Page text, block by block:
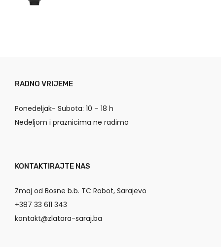
RADNO VRIJEME
Ponedeljak- Subota: 10 – 18 h
Nedeljom i praznicima ne radimo
KONTAKTIRAJTE NAS
Zmaj od Bosne b.b. TC Robot, Sarajevo
+387 33 611 343
kontakt@zlatara-saraj.ba